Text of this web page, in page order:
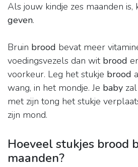
Als jouw kindje zes maanden is,
geven.
Bruin brood bevat meer
voedingsvezels dan wit brood
voorkeur. Leg het stukje brood
wang, in het mondje. Je baby
met zijn tong het stukje
zijn mond.
Hoeveel stukjes brood
maanden?